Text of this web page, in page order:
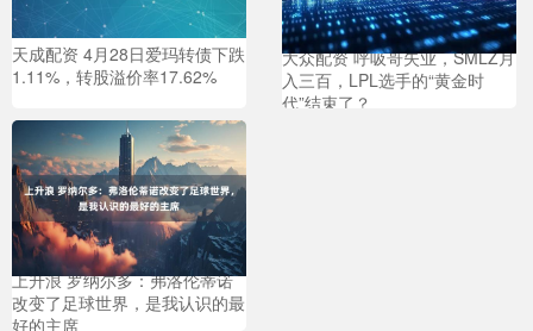
天成配资 4月28日爱玛转债下跌
1.11%，转股溢价率17.62%
大众配资 呼吸哥失业，SMLZ月
入三百，LPL选手的“黄金时
代”结束了？
上升浪 罗纳尔多：弗洛伦蒂诺
改变了足球世界，是我认识的最
好的主席